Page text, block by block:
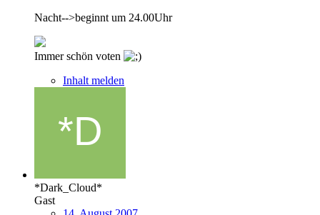
Nacht-->beginnt um 24.00Uhr
Immer schön voten
Inhalt melden
*Dark_Cloud*
Gast